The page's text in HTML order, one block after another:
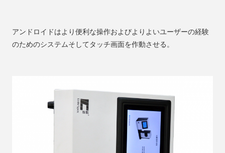
アンドロイドはより便利な操作およびよりよいユーザーの経験
のためのシステムそしてタッチ画面を作動させる。